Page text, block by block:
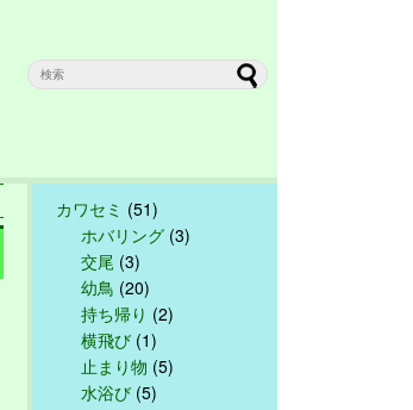
カワセミ (51)
ホバリング (3)
交尾 (3)
幼鳥 (20)
持ち帰り (2)
横飛び (1)
止まり物 (5)
水浴び (5)